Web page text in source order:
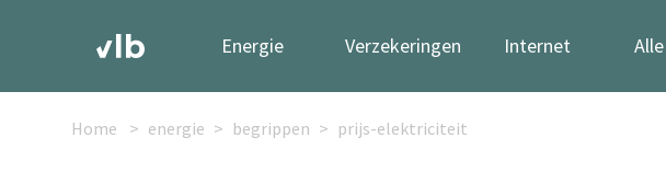
Energie Verzekeringen Internet
Home energie begrippen prijs-elektriciteit